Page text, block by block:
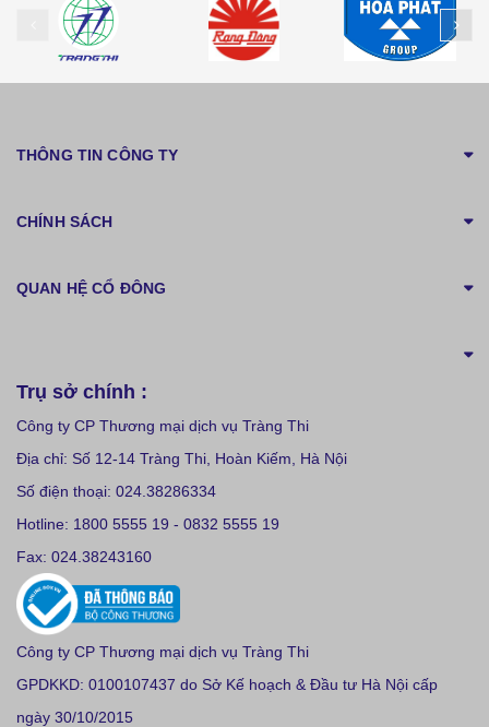
prev
THÔNG TIN CÔNG TY
CHÍNH SÁCH
QUAN HỆ CỔ ĐÔNG
Trụ sở chính :
Công ty CP Thương mại dịch vụ Tràng Thi
Địa chỉ: Số 12-14 Tràng Thi, Hoàn Kiếm, Hà Nội
Số điện thoại: 024.38286334
Hotline: 1800 5555 19 - 0832 5555 19
Fax: 024.38243160
Công ty CP Thương mại dịch vụ Tràng Thi
GPDKKD: 0100107437 do Sở Kế hoạch & Đầu tư Hà Nội cấp
ngày 30/10/2015